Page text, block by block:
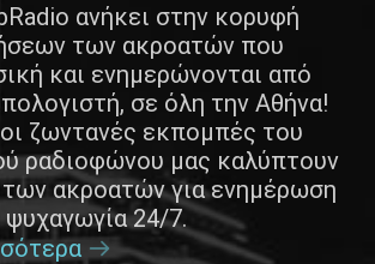
ανήκει στην κορυφή
των ακροατών που
και ενημερώνονται από
σε όλη την Αθήνα!
ζωντανές εκπομπές του
ραδιοφώνου μας καλύπτουν
των ακροατών για ενημέρωση
ψυχαγωγία 24/7.